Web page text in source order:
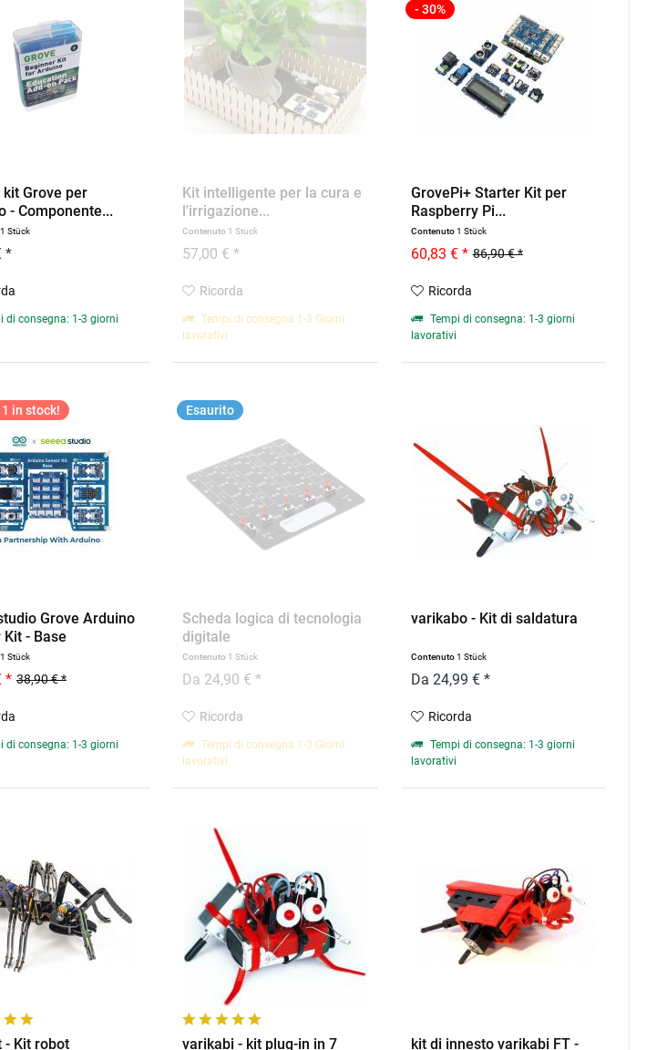
Grove per
- Componente...
1 Stück
*
di consegna: 1-3 giorni
Kit intelligente per la cura e
l'irrigazione...
Contenuto 1 Stück
57,00 € *
Ricorda
Tempi di consegna 1-3 Giorni
lavorativi
- 30%
GrovePi+ Starter Kit per
Raspberry Pi...
Contenuto1 Stück
86,90 € *
60,83 € *
Ricorda
Tempi di consegna: 1-3 giorni
lavorativi
in stock!
Grove Arduino
- Base
1 Stück
38,90 € *
*
di consegna: 1-3 giorni
Esaurito
Scheda logica di tecnologia
digitale
Contenuto 1 Stück
Da 24,90 € *
Ricorda
Tempi di consegna 1-3 Giorni
lavorativi
varikabo - Kit di saldatura
Contenuto1 Stück
Da 24,99 € *
Ricorda
Tempi di consegna: 1-3 giorni
lavorativi
- Kit robot varikabi - kit plug-in in 7 kit di innesto varikabi FT -